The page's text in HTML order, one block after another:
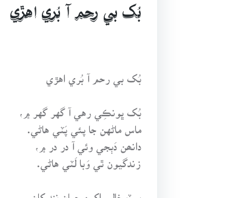
بُک بي رحم آ بُري اهڙي
بُک بي رحم آ بُري اهڙي
بُک ڀونڪِي رهي آ گهر گهر ۾،
ماس ماڻهن جا پئي پَٽي هاڻي.
دانھن دَٻجي وئي آ در در ۾،
زندگيون ٿي وَبا لَٽي هاڻي.
پيٽ خالي اکين جيان ننڊ کان،